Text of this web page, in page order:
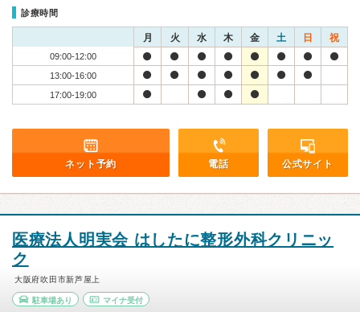
診療時間
月 火 水 木 金 土 日 祝
09:00-12:00
13:00-16:00
17:00-19:00
ネット予約 電話 公式サイト
医療法人明実会 はしたに整形外科クリニッ
ク
大阪府吹田市新芦屋上
駐車場あり マイナ受付